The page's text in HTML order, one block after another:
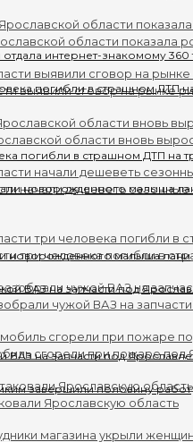
области показала
выявили сговор на рынке
области вновь
начали дешеветь
три человека погибли в
чужой ВАЗ на
сгорели при пожаре под
Ярославскую область
интернет-знакомому 360
погибли в страшном ДТП на
новорожденного малыша лани
ВАЗ на запчасти под